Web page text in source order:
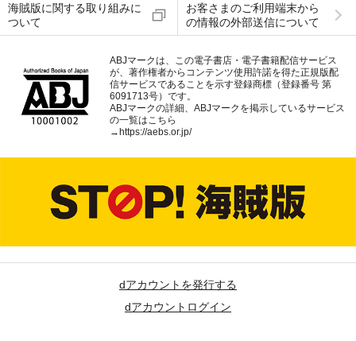
海賊版に関する取り組みに
ついて
お客さまのご利用端末から
の情報の外部送信について
ABJマークは、この電子書店・電子書籍配信サービス
が、著作権者からコンテンツ使用許諾を得た正規版配
信サービスであることを示す登録商標（登録番号 第
6091713号）です。
ABJマークの詳細、ABJマークを掲示しているサービス
の一覧はこちら
→https://aebs.or.jp/
dアカウントを発行する
dアカウントログイン